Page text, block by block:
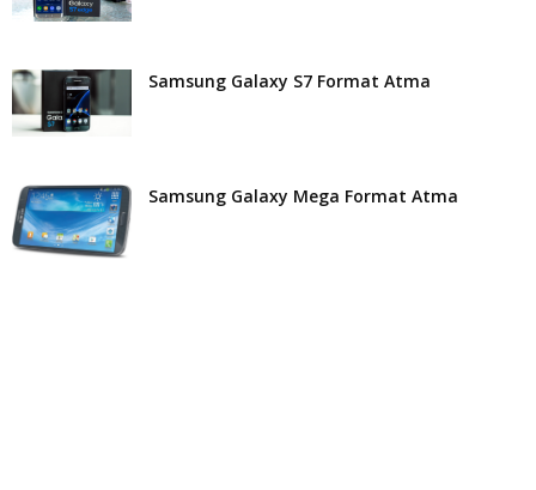
Samsung Galaxy S7 Format Atma
Samsung Galaxy Mega Format Atma